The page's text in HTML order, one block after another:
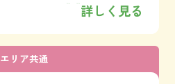
詳しく見る
リア共通